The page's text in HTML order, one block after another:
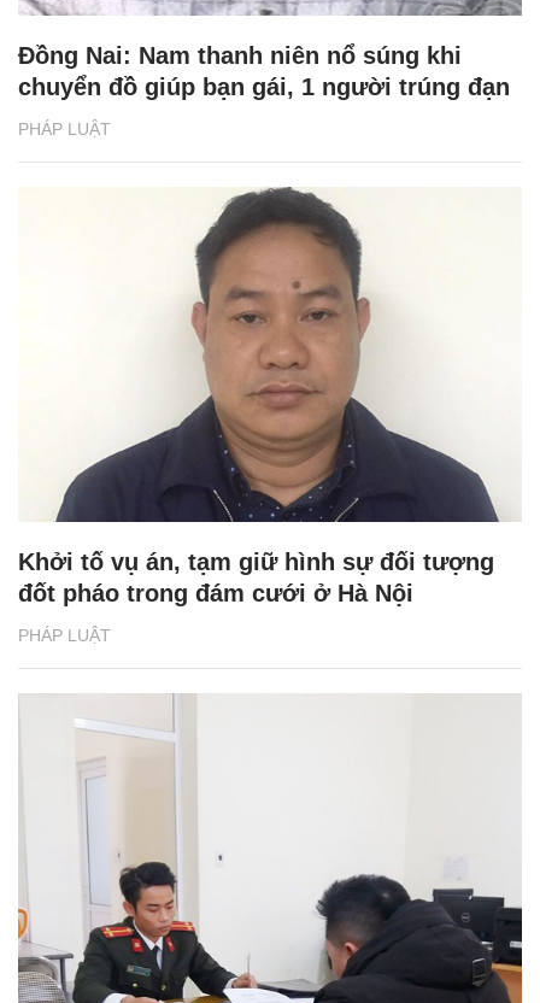
PHÁP LUẬT
Đồng Nai: Nam thanh niên nổ súng khi
chuyển đồ giúp bạn gái, 1 người trúng đạn
PHÁP LUẬT
Khởi tố vụ án, tạm giữ hình sự đối tượng
đốt pháo trong đám cưới ở Hà Nội